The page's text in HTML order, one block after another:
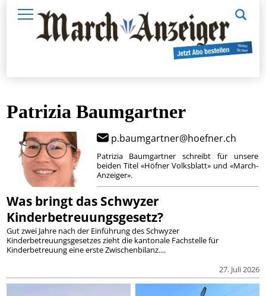
Patrizia Baumgartner
Patrizia Baumgartner schreibt für unsere
beiden Titel «Höfner Volksblatt» und «March-
Anzeiger».
p.baumgartner@hoefner.ch
Was bringt das Schwyzer
Kinderbetreuungsgesetz?
27. Juli 2026
Gut zwei Jahre nach der Einführung des Schwyzer
Kinderbetreuungsgesetzes zieht die kantonale Fachstelle für
Kinderbetreuung eine erste Zwischenbilanz....